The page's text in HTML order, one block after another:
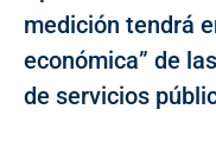
medición tendrá
económica” de
de servicios